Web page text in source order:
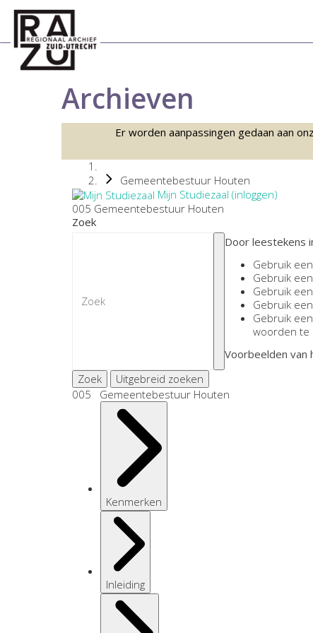
Archieven
Er worden aanpassingen gedaan aan
Gemeentebestuur Houten
Mijn Studiezaal (inloggen)
005 Gemeentebestuur Houten
Zoek
Door leestekens
Gebruik een
Gebruik een
Gebruik een
Gebruik een
Gebruik een
woorden te
Voorbeelden van
Zoek
Uitgebreid zoeken
005 Gemeentebestuur Houten
Kenmerken
Inleiding